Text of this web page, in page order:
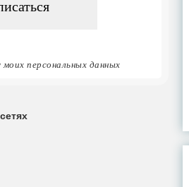
персональных данных